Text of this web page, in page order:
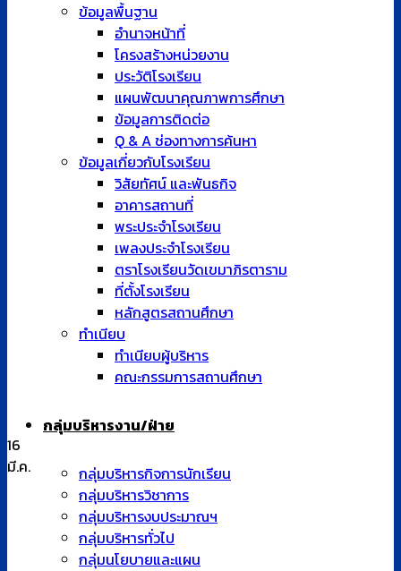
ข้อมูลพื้นฐาน
อำนาจหน้าที่
โครงสร้างหน่วยงาน
ประวัติโรงเรียน
แผนพัฒนาคุณภาพการศึกษา
ข้อมูลการติดต่อ
Q & A ช่องทางการค้นหา
ข้อมูลเกี่ยวกับโรงเรียน
วิสัยทัศน์ และพันธกิจ
อาคารสถานที่
พระประจำโรงเรียน
เพลงประจำโรงเรียน
ตราโรงเรียนวัดเขมาภิรตาราม
ที่ตั้งโรงเรียน
หลักสูตรสถานศึกษา
ทำเนียบ
ทำเนียบผู้บริหาร
คณะกรรมการสถานศึกษา
กลุ่มบริหารงาน/ฝ่าย
กลุ่มบริหารกิจการนักเรียน
กลุ่มบริหารวิชาการ
กลุ่มบริหารงบประมาณฯ
กลุ่มบริหารทั่วไป
กลุ่มนโยบายและแผน
16
มี.ค.